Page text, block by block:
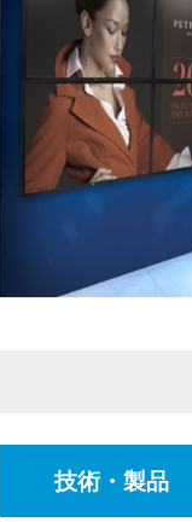
技術・製品